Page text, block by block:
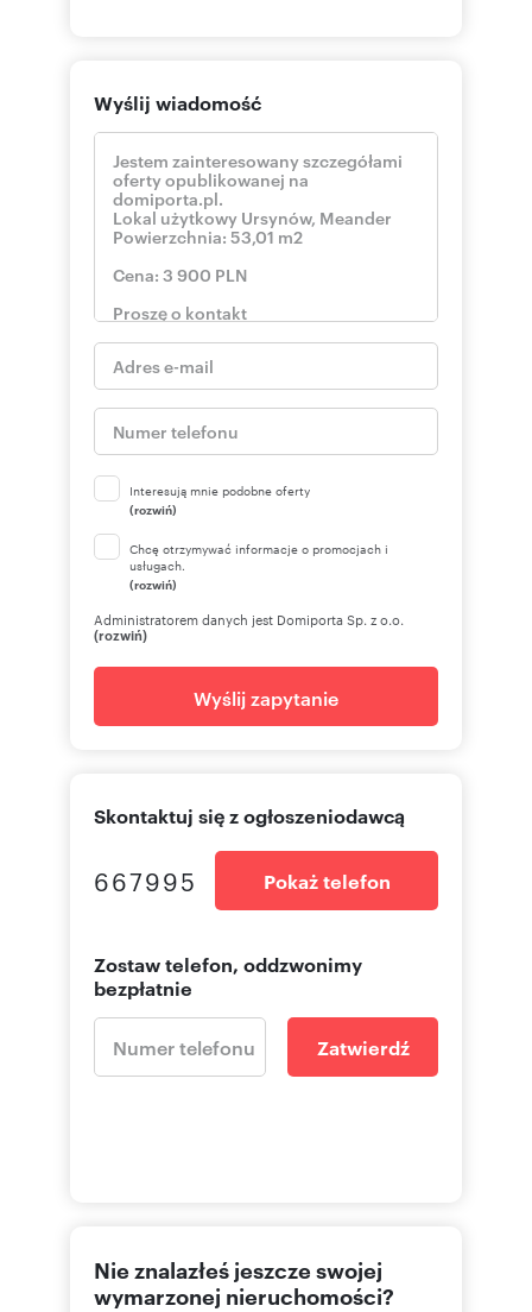
Wyślij wiadomość
Interesują mnie podobne oferty
(rozwiń)
Chcę otrzymywać informacje o promocjach i
usługach.
(rozwiń)
Administratorem danych jest Domiporta Sp. z o.o.
(rozwiń)
Wyślij zapytanie
Skontaktuj się z ogłoszeniodawcą
667995 Pokaż telefon
Zostaw telefon, oddzwonimy
bezpłatnie
Zatwierdź
Nie znalazłeś jeszcze swojej
wymarzonej nieruchomości?